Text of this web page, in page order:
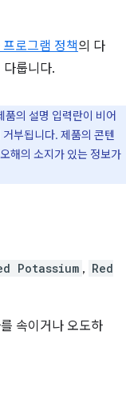
로그램 정책의 다
룹니다.
품의 설명 입력란이 비어
부됩니다. 제품의 콘텐
해의 소지가 있는 정보가
Potassium , Red
속이거나 오도하